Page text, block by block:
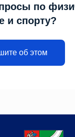
по
и спорту?
об этом